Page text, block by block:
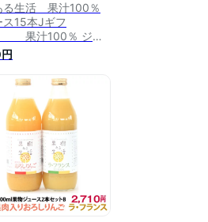
る生活 果汁100％
ス15本Jギフ
汁100％ ジュ
フト 詰め合わせ プ
贈り物 誕生日 結
い 出産内祝い 引越し
ゃれ 健康 送料無料
斗名入れ対応可 なか
場 製造直販